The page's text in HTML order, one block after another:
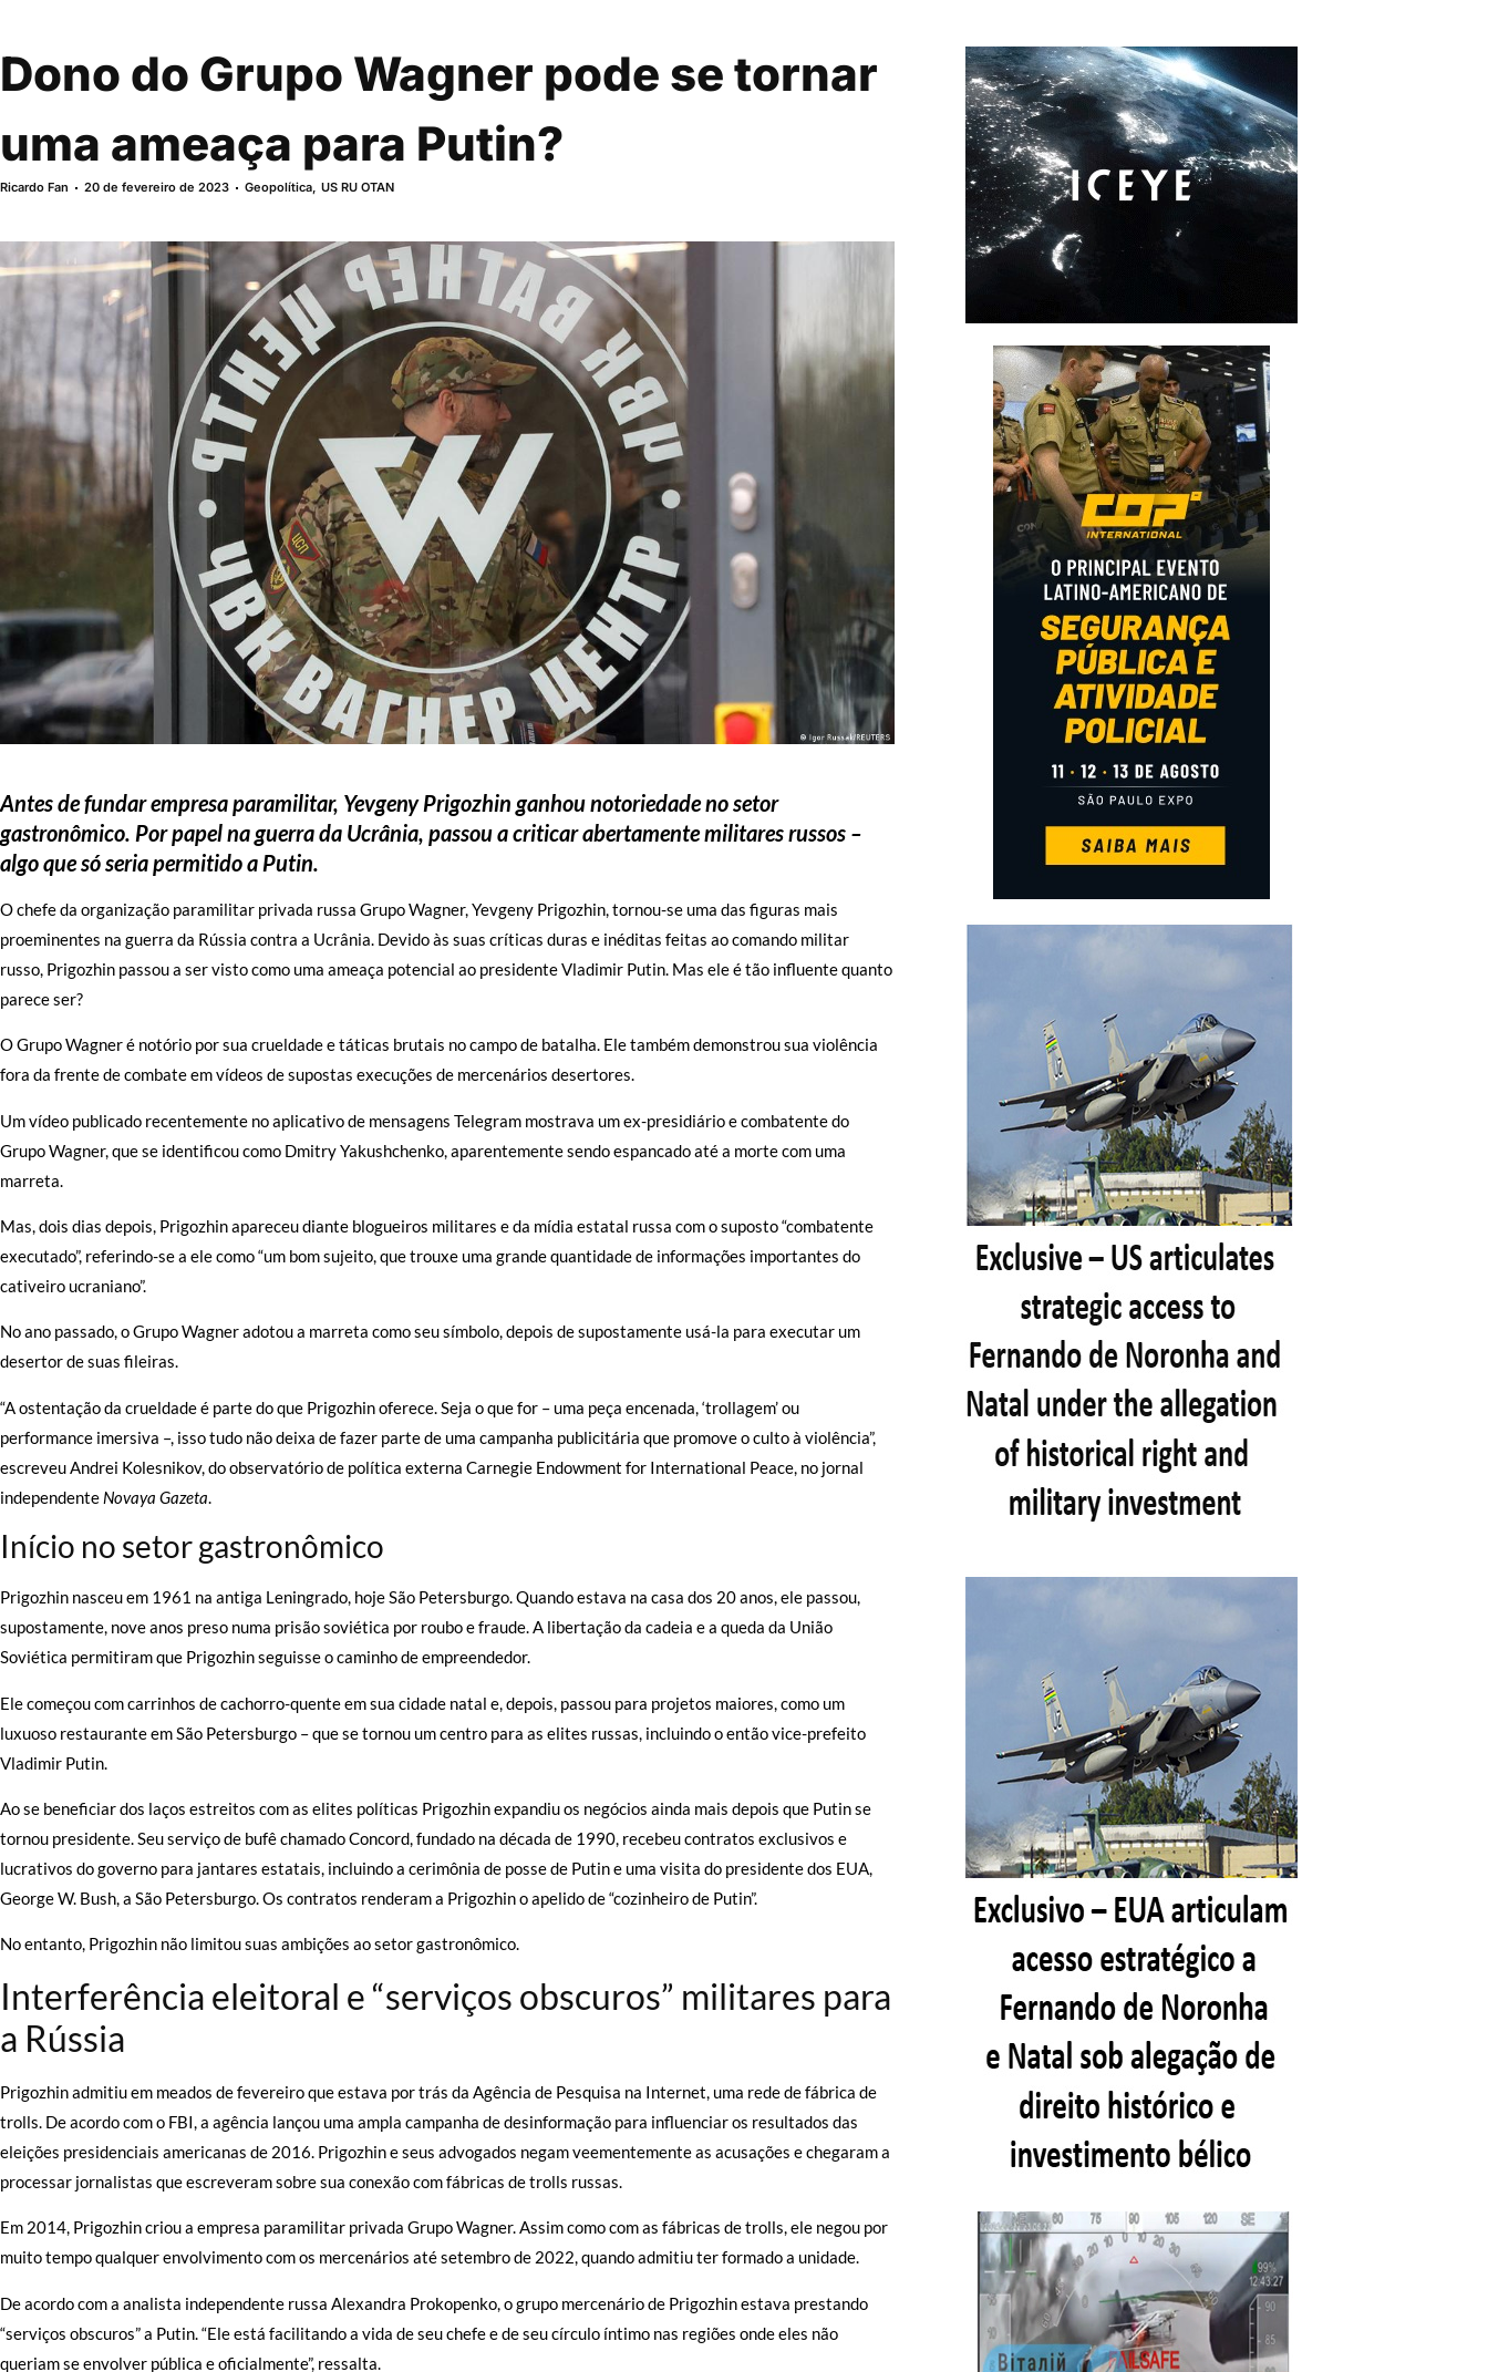
Dono do Grupo Wagner pode se tornar
uma ameaça para Putin?
Ricardo Fan 20 de fevereiro de 2023 Geopolítica,US RU OTAN
Antes de fundar empresa paramilitar, Yevgeny Prigozhin ganhou notoriedade no setor
gastronômico. Por papel na guerra da Ucrânia, passou a criticar abertamente militares russos –
algo que só seria permitido a Putin.
O chefe da organização paramilitar privada russa Grupo Wagner, Yevgeny Prigozhin, tornou-se uma das figuras mais
proeminentes na guerra da Rússia contra a Ucrânia. Devido às suas críticas duras e inéditas feitas ao comando militar
russo, Prigozhin passou a ser visto como uma ameaça potencial ao presidente Vladimir Putin. Mas ele é tão influente quanto
parece ser?
O Grupo Wagner é notório por sua crueldade e táticas brutais no campo de batalha. Ele também demonstrou sua violência
fora da frente de combate em vídeos de supostas execuções de mercenários desertores.
Um vídeo publicado recentemente no aplicativo de mensagens Telegram mostrava um ex-presidiário e combatente do
Grupo Wagner, que se identificou como Dmitry Yakushchenko, aparentemente sendo espancado até a morte com uma
marreta.
Mas, dois dias depois, Prigozhin apareceu diante blogueiros militares e da mídia estatal russa com o suposto “combatente
executado”, referindo-se a ele como “um bom sujeito, que trouxe uma grande quantidade de informações importantes do
cativeiro ucraniano”.
No ano passado, o Grupo Wagner adotou a marreta como seu símbolo, depois de supostamente usá-la para executar um
desertor de suas fileiras.
“A ostentação da crueldade é parte do que Prigozhin oferece. Seja o que for – uma peça encenada, ‘trollagem’ ou
performance imersiva –, isso tudo não deixa de fazer parte de uma campanha publicitária que promove o culto à violência”,
escreveu Andrei Kolesnikov, do observatório de política externa Carnegie Endowment for International Peace, no jornal
independente Novaya Gazeta.
Início no setor gastronômico
Prigozhin nasceu em 1961 na antiga Leningrado, hoje São Petersburgo. Quando estava na casa dos 20 anos, ele passou,
supostamente, nove anos preso numa prisão soviética por roubo e fraude. A libertação da cadeia e a queda da União
Soviética permitiram que Prigozhin seguisse o caminho de empreendedor.
Ele começou com carrinhos de cachorro-quente em sua cidade natal e, depois, passou para projetos maiores, como um
luxuoso restaurante em São Petersburgo – que se tornou um centro para as elites russas, incluindo o então vice-prefeito
Vladimir Putin.
Ao se beneficiar dos laços estreitos com as elites políticas Prigozhin expandiu os negócios ainda mais depois que Putin se
tornou presidente. Seu serviço de bufê chamado Concord, fundado na década de 1990, recebeu contratos exclusivos e
lucrativos do governo para jantares estatais, incluindo a cerimônia de posse de Putin e uma visita do presidente dos EUA,
George W. Bush, a São Petersburgo. Os contratos renderam a Prigozhin o apelido de “cozinheiro de Putin”.
No entanto, Prigozhin não limitou suas ambições ao setor gastronômico.
Interferência eleitoral e “serviços obscuros” militares para
a Rússia
Prigozhin admitiu em meados de fevereiro que estava por trás da Agência de Pesquisa na Internet, uma rede de fábrica de
trolls. De acordo com o FBI, a agência lançou uma ampla campanha de desinformação para influenciar os resultados das
eleições presidenciais americanas de 2016. Prigozhin e seus advogados negam veementemente as acusações e chegaram a
processar jornalistas que escreveram sobre sua conexão com fábricas de trolls russas.
Em 2014, Prigozhin criou a empresa paramilitar privada Grupo Wagner. Assim como com as fábricas de trolls, ele negou por
muito tempo qualquer envolvimento com os mercenários até setembro de 2022, quando admitiu ter formado a unidade.
De acordo com a analista independente russa Alexandra Prokopenko, o grupo mercenário de Prigozhin estava prestando
“serviços obscuros” a Putin. “Ele está facilitando a vida de seu chefe e de seu círculo íntimo nas regiões onde eles não
queriam se envolver pública e oficialmente”, ressalta.